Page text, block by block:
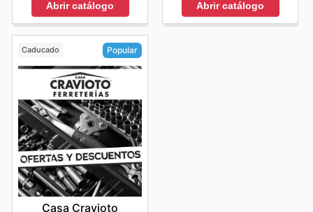
Abrir catálogo Abrir catálogo
Caducado Popular
Casa Cravioto